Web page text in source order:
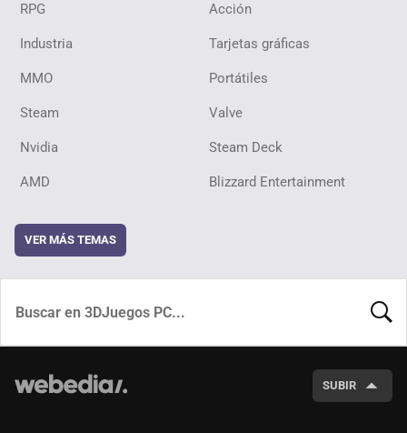
RPG Acción
Industria Tarjetas gráficas
MMO Portátiles
Steam Valve
Nvidia Steam Deck
AMD Blizzard Entertainment
VER MÁS TEMAS
SUBIR